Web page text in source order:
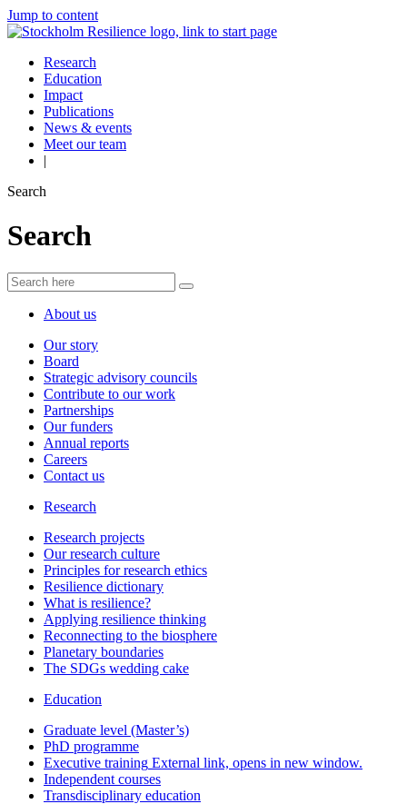
Jump to content
Research
Education
Impact
Publications
News & events
Meet our team
|
Search
Search
About us
Our story
Board
Strategic advisory councils
Contribute to our work
Partnerships
Our funders
Annual reports
Careers
Contact us
Research
Research projects
Our research culture
Principles for research ethics
Resilience dictionary
What is resilience?
Applying resilience thinking
Reconnecting to the biosphere
Planetary boundaries
The SDGs wedding cake
Education
Graduate level (Master’s)
PhD programme
Executive training External link, opens in new window.
Independent courses
Transdisciplinary education